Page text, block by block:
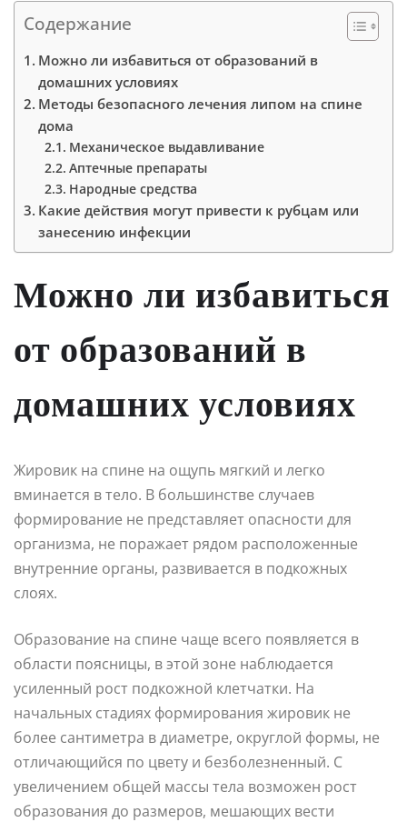
Содержание
Можно ли избавиться от образований в
домашних условиях
Методы безопасного лечения липом на спине
дома
Механическое выдавливание
Аптечные препараты
Народные средства
Какие действия могут привести к рубцам или
занесению инфекции
Можно ли избавиться
от образований в
домашних условиях
Жировик на спине на ощупь мягкий и легко
вминается в тело. В большинстве случаев
формирование не представляет опасности для
организма, не поражает рядом расположенные
внутренние органы, развивается в подкожных
слоях.
Образование на спине чаще всего появляется в
области поясницы, в этой зоне наблюдается
усиленный рост подкожной клетчатки. На
начальных стадиях формирования жировик не
более сантиметра в диаметре, округлой формы, не
отличающийся по цвету и безболезненный. С
увеличением общей массы тела возможен рост
образования до размеров, мешающих вести